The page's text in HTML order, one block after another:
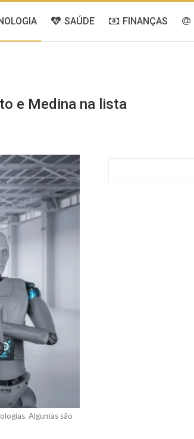
SAÚDE FINANÇAS
e Medina na lista
Algumas são